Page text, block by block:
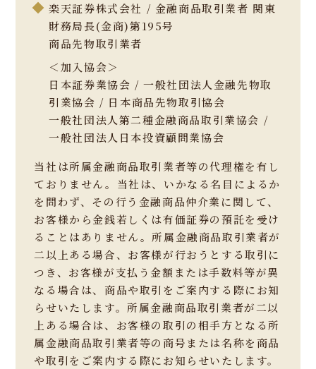
楽天証券株式会社 / 金融商品取引業者 関東
財務局長(金商)第195号
商品先物取引業者
＜加入協会＞
日本証券業協会 / 一般社団法人金融先物取
引業協会 / 日本商品先物取引協会
一般社団法人第二種金融商品取引業協会 /
一般社団法人日本投資顧問業協会
当社は所属金融商品取引業者等の代理権を有し
ておりません。当社は、いかなる名目によるか
を問わず、その行う金融商品仲介業に関して、
お客様から金銭若しくは有価証券の預託を受け
ることはありません。所属金融商品取引業者が
二以上ある場合、お客様が行おうとする取引に
つき、お客様が支払う金額または手数料等が異
なる場合は、商品や取引をご案内する際にお知
らせいたします。所属金融商品取引業者が二以
上ある場合は、お客様の取引の相手方となる所
属金融商品取引業者等の商号または名称を商品
や取引をご案内する際にお知らせいたします。